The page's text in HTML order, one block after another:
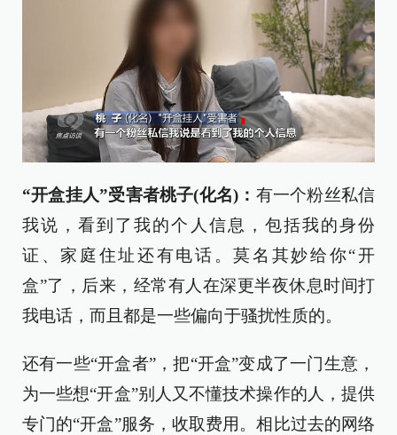
“开盒挂人”受害者桃子(化名)： 有一个粉丝私信
我说，看到了我的个人信息，包括我的身份
证、家庭住址还有电话。莫名其妙给你“开
盒”了，后来，经常有人在深更半夜休息时间打
我电话，而且都是一些偏向于骚扰性质的。
还有一些“开盒者”，把“开盒”变成了一门生意，
为一些想“开盒”别人又不懂技术操作的人，提供
专门的“开盒”服务，收取费用。相比过去的网络